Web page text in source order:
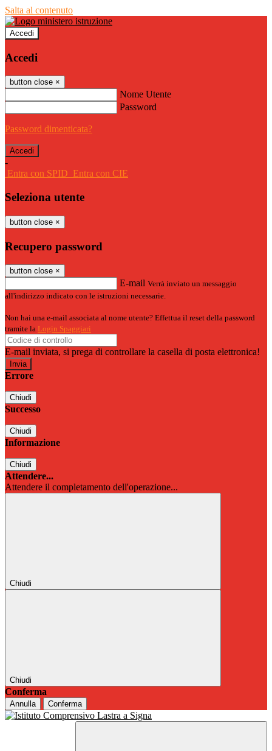
Salta al contenuto
Accedi
Accedi
button close ×
Nome Utente
Password
Password dimenticata?
-
Entra con SPID Entra con CIE
Seleziona utente
button close ×
Recupero password
button close ×
E-mail Verrà inviato un messaggio
all'indirizzo indicato con le istruzioni necessarie.
Non hai una e-mail associata al nome utente? Effettua il reset della password
tramite la Login Spaggiari
E-mail inviata, si prega di controllare la casella di posta elettronica!
Errore
Chiudi
Successo
Chiudi
Informazione
Chiudi
Attendere...
Attendere il completamento dell'operazione...
Chiudi
Chiudi
Conferma
Annulla Conferma